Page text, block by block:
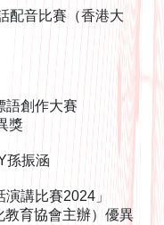
配音比賽（香港大
語創作大賽
獎
孫振涵
講比賽2024」
教育協會主辦）優異